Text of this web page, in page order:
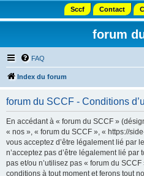
Sccf Contact
forum
FAQ
Index du forum
forum du SCCF - Conditions
En accédant à « forum du SCCF »
« nos », « forum du SCCF », « https://
vous acceptez d’être légalement lié par
n’acceptez pas d’être légalement lié par
pas et/ou n’utilisez pas « forum du
conditions à tout moment et ferons tout